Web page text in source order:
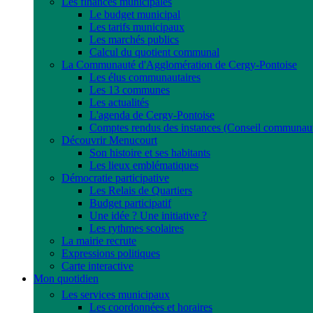
Le budget municipal
Les tarifs municipaux
Les marchés publics
Calcul du quotient communal
La Communauté d'Agglomération de Cergy-Pontoise
Les élus communautaires
Les 13 communes
Les actualités
L'agenda de Cergy-Pontoise
Comptes rendus des instances (Conseil
Découvrir Menucourt
Son histoire et ses habitants
Les lieux emblématiques
Démocratie participative
Les Relais de Quartiers
Budget participatif
Une idée ? Une initiative ?
Les rythmes scolaires
La mairie recrute
Expressions politiques
Carte interactive
Mon quotidien
Les services municipaux
Les coordonnées et horaires